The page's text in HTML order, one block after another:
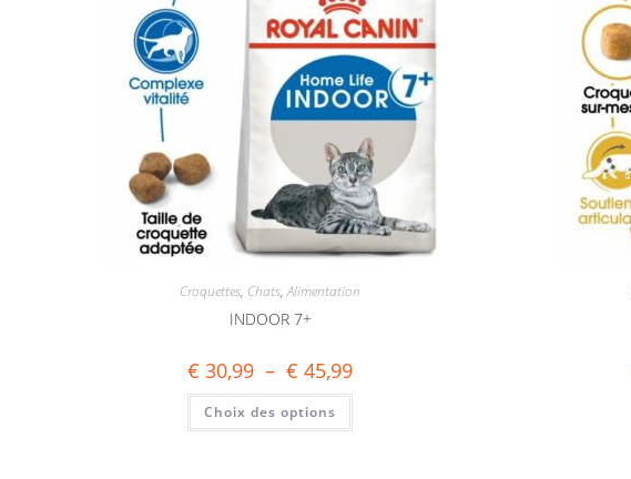
Croquettes, Chats,Alimentation
INDOOR 7+
€ 30,99 – € 45,99
Choix des options